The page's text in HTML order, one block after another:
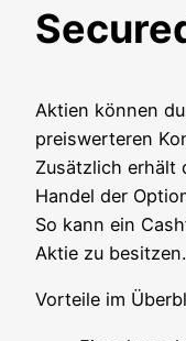
Akti­en kön­nen
preis­wer­te­ren
Zusätz­lich erhält
Han­del der
So kann ein
Aktie zu besitzen.
Vor­tei­le im